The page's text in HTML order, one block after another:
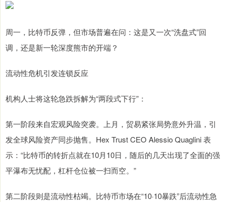
周一，比特币反弹，但市场普遍在问：这是又一次“洗盘式”回
调，还是新一轮深度熊市的开端？
流动性危机引发连锁反应
机构人士将这轮急跌拆解为“两段式下行”：
第一阶段来自宏观风险突袭。上月，贸易紧张局势意外升温，引
发全球风险资产同步抛售。Hex Trust CEO Alessio Quaglini 表
示：“比特币的转折点就在10月10日，随后的几天出现了全面的强
平瀑布无忧配，杠杆仓位被一扫而空。”
第二阶段则是流动性枯竭。比特币市场在“10·10暴跌”后流动性急